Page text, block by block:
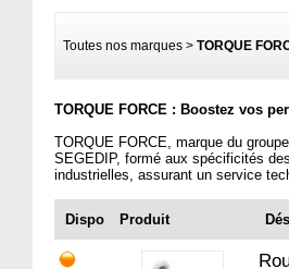
Toutes nos marques> TORQUE
TORQUE FORCE : Boostez vos
TORQUE FORCE, marque du
SEGEDIP, formé aux spécificités
industrielles, assurant un service
Dispo Produit